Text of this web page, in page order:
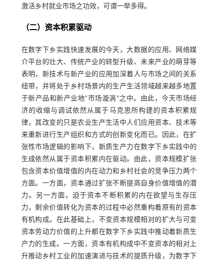
激活乡村就业市场之功效，可谓一举多得。
（二）资本积累驱动
在数字下乡实践快速发展的今天，大数据的应用、网络媒
介平台的壮大、传统产业的转型升级、未来产业的萌芽等
表明，新技术与新产业的应用加深着人与市场之间的关系
纽带，并将处于乡村场景内的生产生活领域越来越多地置
于新产品和新产业地“市场漩涡”之中。由此，今天市场经
济的收缩与调试依然从属于马克思所构建的资本积累规
律，其改变的只是农业生产生活中人们应用资本、技术等
来重新进行生产组织和方式的创新变化而已。因此，在扩
张性市场逻辑的影响下，新质生产力在数字下乡实践中的
生成依然从属于资本积累内在驱动。由此，资本规模扩张
包含资本价值增值的内在动力和乡村社会的竞争压力两个
方面。一方面，资本通过扩张不断提高自身价值增值的潜
力。另一方面，迫于资本不断积累的内在欲望与生存压
力，剩余价值转化为资本的过程中必然重构着原有的资本
有机构成。在此基础上，不变资本规模相对的扩大与可变
资本劳动力价值的上升都在数字下乡实践中推动着新质生
产力的生成。一方面，资本有机构成中不变资本的相对上
升推动乡村工业的加速演进与技术的提质升级，为数字下